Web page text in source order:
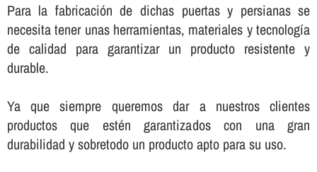
Para la fabricación de dichas puertas y persianas se
necesita tener unas herramientas, materiales y tecnologí­a
de calidad para garantizar un producto resistente y
durable.
Ya que siempre queremos dar a nuestros clientes
productos que estén garantizados con una gran
durabilidad y sobretodo un producto apto para su uso.